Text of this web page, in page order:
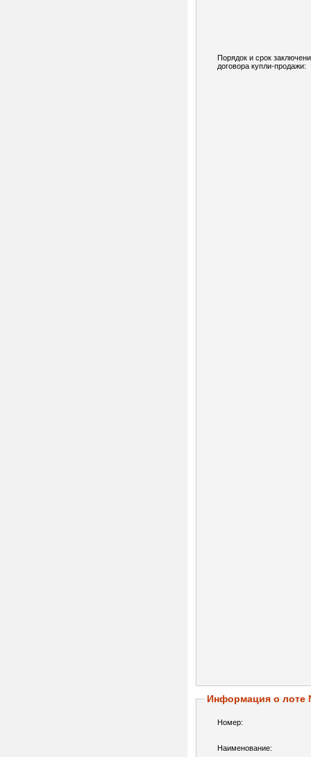
Порядок и срок
договора купли-продажи:
Информация о лоте
Номер:
Наименование: